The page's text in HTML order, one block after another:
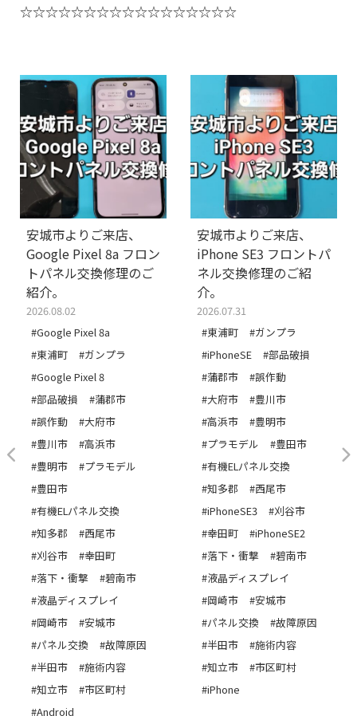
☆☆☆☆☆☆☆☆☆☆☆☆☆☆☆☆☆
安城市よりご来店、
Google Pixel 8a フロン
トパネル交換修理のご
紹介。
2026.08.02
#Google Pixel 8a
#東浦町
#ガンプラ
#Google Pixel 8
#部品破損
#蒲郡市
#誤作動
#大府市
#豊川市
#高浜市
#豊明市
#プラモデル
#豊田市
#有機ELパネル交換
#知多郡
#西尾市
#刈谷市
#幸田町
#落下・衝撃
#碧南市
#液晶ディスプレイ
#岡崎市
#安城市
#パネル交換
#故障原因
#半田市
#施術内容
#知立市
#市区町村
#Android
安城市よりご来店、
iPhone SE3 フロントパ
ネル交換修理のご紹
介。
2026.07.31
#東浦町
#ガンプラ
#iPhoneSE
#部品破損
#蒲郡市
#誤作動
#大府市
#豊川市
#高浜市
#豊明市
#プラモデル
#豊田市
#有機ELパネル交換
#知多郡
#西尾市
#iPhoneSE3
#刈谷市
#幸田町
#iPhoneSE2
#落下・衝撃
#碧南市
#液晶ディスプレイ
#岡崎市
#安城市
#パネル交換
#故障原因
#半田市
#施術内容
#知立市
#市区町村
#iPhone